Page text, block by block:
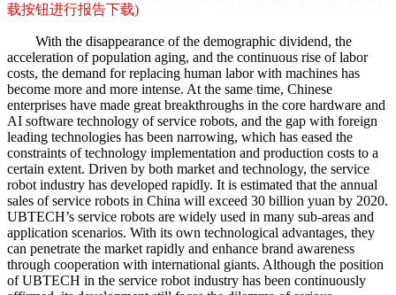
载按钮进行报告下载)
With the disappearance of the demographic dividend, the
acceleration of population aging, and the continuous rise of labor
costs, the demand for replacing human labor with machines has
become more and more intense. At the same time, Chinese
enterprises have made great breakthroughs in the core hardware and
AI software technology of service robots, and the gap with foreign
leading technologies has been narrowing, which has eased the
constraints of technology implementation and production costs to a
certain extent. Driven by both market and technology, the service
robot industry has developed rapidly. It is estimated that the annual
sales of service robots in China will exceed 30 billion yuan by 2020.
UBTECH’s service robots are widely used in many sub-areas and
application scenarios. With its own technological advantages, they
can penetrate the market rapidly and enhance brand awareness
through cooperation with international giants. Although the position
of UBTECH in the service robot industry has been continuously